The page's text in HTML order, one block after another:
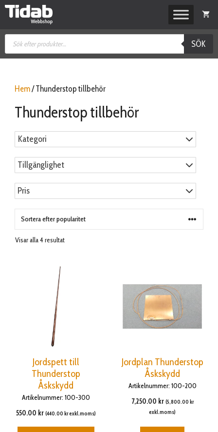
Hoppa
Produktsökning
SÖK
Hem/ Thunderstop tillbehör
Thunderstop tillbehör
Kategori
Tillgänglighet
Pris
Visar alla 4 resultatSortera
Jordspett till
Thunderstop
Åskskydd
Artikelnummer: 100-300
550.00 kr (440.00 krexkl.moms)
Jordplan Thunderstop
Åskskydd
Artikelnummer: 100-200
7,250.00 kr (5,800.00 kr
exkl.moms)